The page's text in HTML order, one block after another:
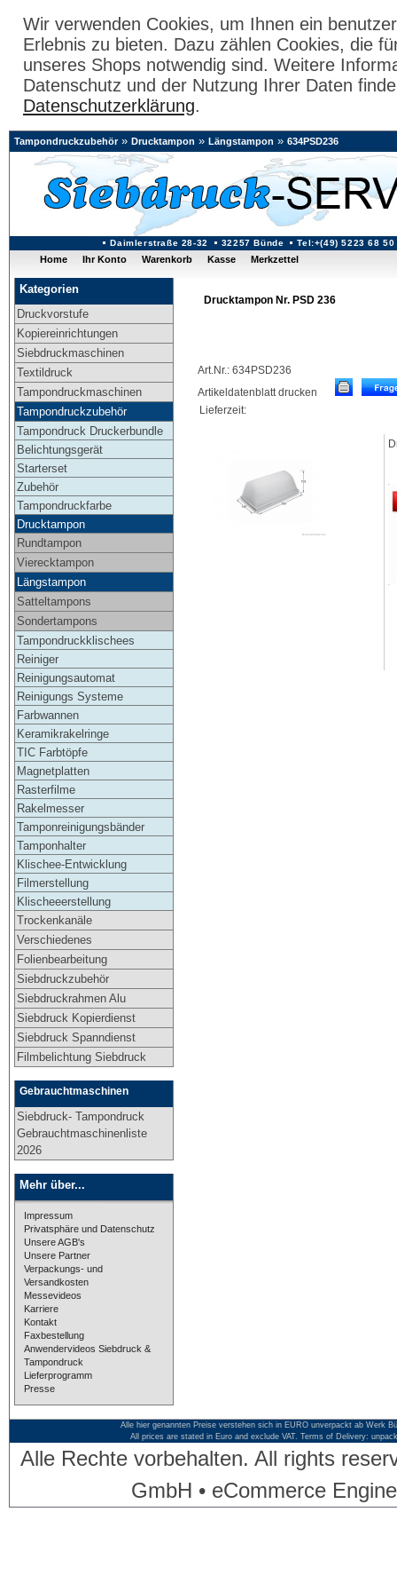
Wir verwenden Cookies, um Ihnen ein
Erlebnis zu bieten. Dazu zählen Cookies, die
unseres Shops notwendig sind. Weitere
Datenschutz und der Nutzung Ihrer Daten
Datenschutzerklärung.
Daimlerstraße 28-32 32257 Bünde Tel:+(49) 5223 68 50
Tampondruckzubehör» Drucktampon » Längstampon » 634PSD236
Home Ihr Konto Warenkorb Kasse Merkzettel
Kategorien
Druckvorstufe
Kopiereinrichtungen
Siebdruckmaschinen
Textildruck
Tampondruckmaschinen
Tampondruckzubehör
Tampondruck Druckerbundle
Belichtungsgerät
Starterset
Zubehör
Tampondruckfarbe
Drucktampon
Rundtampon
Vierecktampon
Längstampon
Satteltampons
Sondertampons
Tampondruckklischees
Reiniger
Reinigungsautomat
Reinigungs Systeme
Farbwannen
Keramikrakelringe
TIC Farbtöpfe
Magnetplatten
Rasterfilme
Rakelmesser
Tamponreinigungsbänder
Tamponhalter
Klischee-Entwicklung
Filmerstellung
Klischeeerstellung
Trockenkanäle
Verschiedenes
Folienbearbeitung
Siebdruckzubehör
Siebdruckrahmen Alu
Siebdruck Kopierdienst
Siebdruck Spanndienst
Filmbelichtung Siebdruck
Gebrauchtmaschinen
Siebdruck- Tampondruck
Gebrauchtmaschinenliste
2026
Mehr über...
Impressum
Privatsphäre und Datenschutz
Unsere AGB's
Unsere Partner
Verpackungs- und
Versandkosten
Messevideos
Karriere
Kontakt
Faxbestellung
Anwendervideos Siebdruck &
Tampondruck
Lieferprogramm
Presse
Drucktampon Nr. PSD 236
Art.Nr.: 634PSD236
Artikeldatenblatt drucken
Lieferzeit:
Alle hier genannten Preise verstehen sich in EURO unverpackt ab Werk
All prices are stated in Euro and exclude VAT. Terms of Delivery:
Alle Rechte vorbehalten. All rights
GmbH • eCommerce